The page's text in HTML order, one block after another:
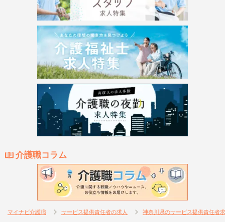
介護職コラム
マイナビ介護職 サービス提供責任者の求人 神奈川県のサービス提供責任者